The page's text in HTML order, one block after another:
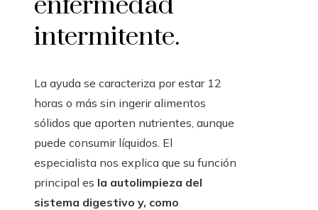
intermitente.
La ayuda se caracteriza por estar 12
horas o más sin ingerir alimentos
sólidos que aporten nutrientes, aunque
puede consumir líquidos. El
especialista nos explica que su función
principal es la autolimpieza del
sistema digestivo y, como